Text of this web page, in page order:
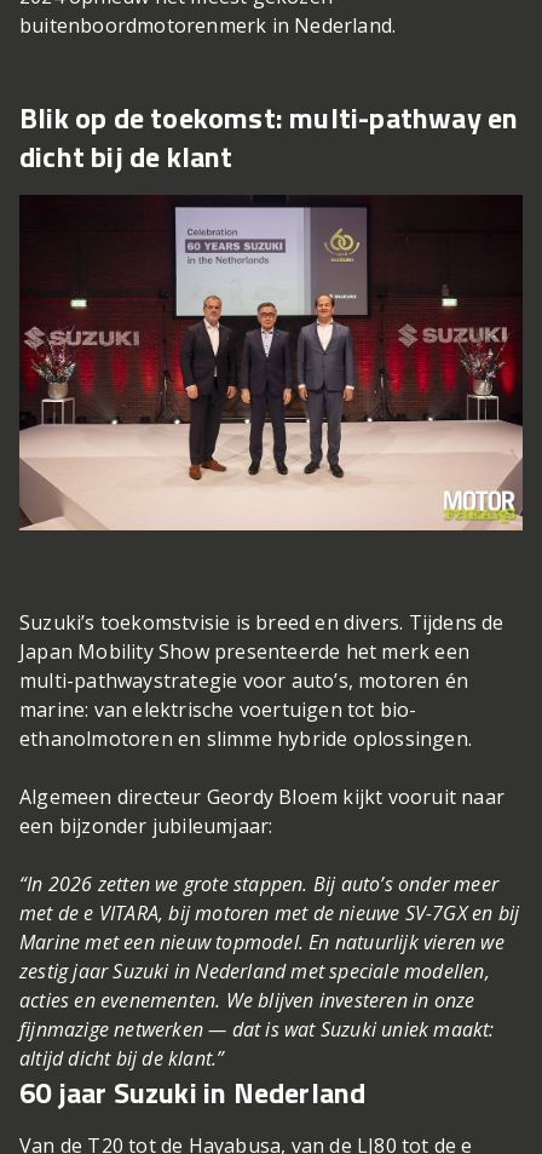
buitenboordmotorenmerk in Nederland.
Blik op de toekomst: multi-pathway en
dicht bij de klant
Suzuki’s toekomstvisie is breed en divers. Tijdens de
Japan Mobility Show presenteerde het merk een
multi-pathwaystrategie voor auto’s, motoren én
marine: van elektrische voertuigen tot bio-
ethanolmotoren en slimme hybride oplossingen.
Algemeen directeur Geordy Bloem kijkt vooruit naar
een bijzonder jubileumjaar:
“In 2026 zetten we grote stappen. Bij auto’s onder meer
met de e VITARA, bij motoren met de nieuwe SV-7GX en bij
Marine met een nieuw topmodel. En natuurlijk vieren we
zestig jaar Suzuki in Nederland met speciale modellen,
acties en evenementen. We blijven investeren in onze
fijnmazige netwerken — dat is wat Suzuki uniek maakt:
altijd dicht bij de klant.”
60 jaar Suzuki in Nederland
Van de T20 tot de Hayabusa, van de LJ80 tot de e